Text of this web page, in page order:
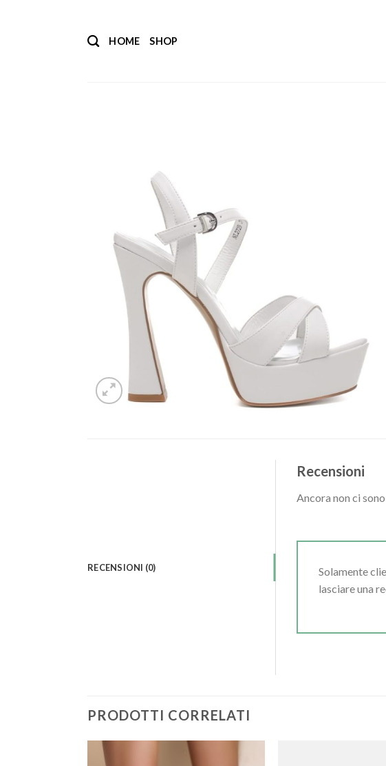
HOME SHOP
RECENSIONI (0)
Recensioni
Ancora non ci
Solamente
lasciare una
PRODOTTI CORRELATI